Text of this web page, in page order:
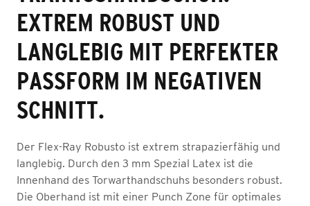
EXTREM ROBUST UND
LANGLEBIG MIT PERFEKTER
PASSFORM IM NEGATIVEN
SCHNITT.
Der Flex-Ray Robusto ist extrem strapazierfähig und
langlebig. Durch den 3 mm Spezial Latex ist die
Innenhand des Torwarthandschuhs besonders robust.
Die Oberhand ist mit einer Punch Zone für optimales